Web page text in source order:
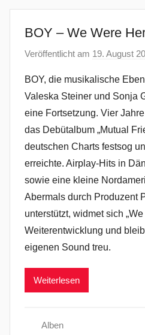
BOY – We Were
Veröffentlicht am 19. August
BOY, die musikalische
Valeska Steiner und Sonja
eine Fortsetzung. Vier
das Debütalbum „Mutual
deutschen Charts festsog
erreichte. Airplay-Hits in
sowie eine kleine
Abermals durch Produzent
unterstützt, widmet sich
Weiterentwicklung und
eigenen Sound treu.
Weiterlesen
Alben